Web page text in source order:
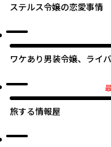
ステルス令嬢の恋愛事情
溺愛されまして!?
ワケあり男装令嬢、ライ
旅する情報屋